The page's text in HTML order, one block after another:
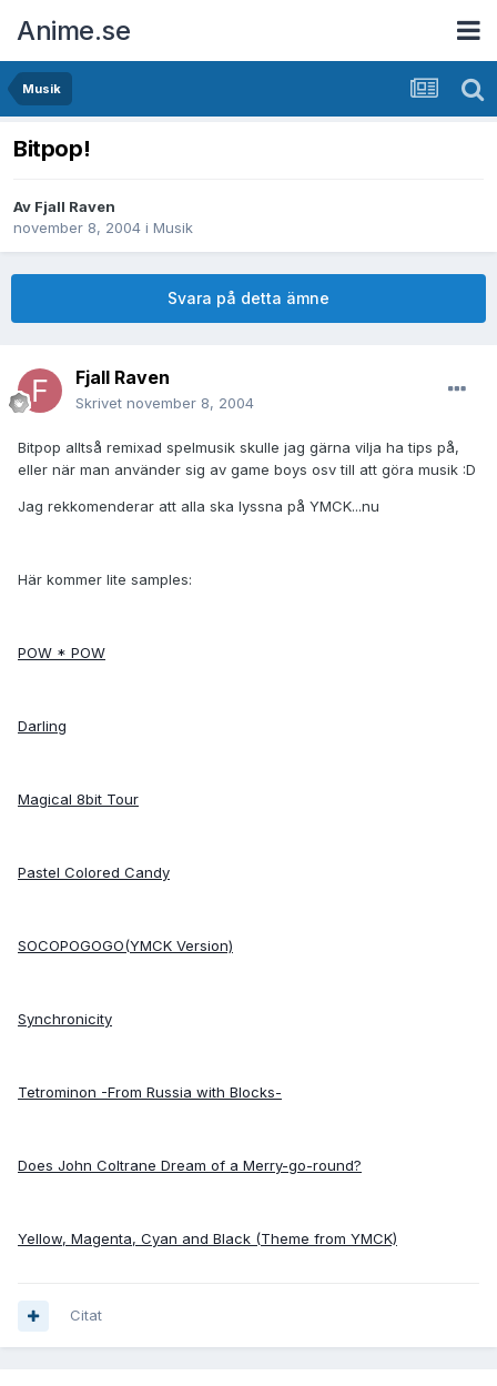
Anime.se
Musik
Bitpop!
Av Fjall Raven
november 8, 2004 i Musik
Svara på detta ämne
Fjall Raven
Skrivet november 8, 2004
Bitpop alltså remixad spelmusik skulle jag gärna vilja ha tips på,
eller när man använder sig av game boys osv till att göra musik :D
Jag rekkomenderar att alla ska lyssna på YMCK...nu
Här kommer lite samples:
POW * POW
Darling
Magical 8bit Tour
Pastel Colored Candy
SOCOPOGOGO(YMCK Version)
Synchronicity
Tetrominon -From Russia with Blocks-
Does John Coltrane Dream of a Merry-go-round?
Yellow, Magenta, Cyan and Black (Theme from YMCK)
Citat